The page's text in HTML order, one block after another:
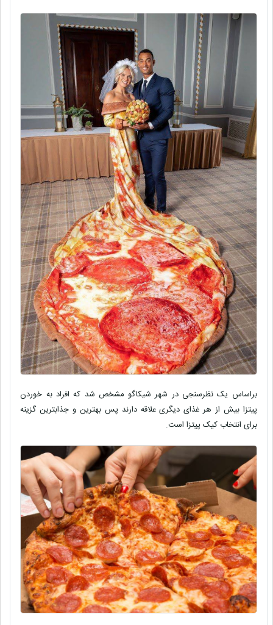
براساس یک نظرسنجی در شهر شیکاگو مشخص شد که افراد به خوردن
پیتزا بیش از هر غذای دیگری علاقه دارند پس بهترین و جذابترین گزینه
برای انتخاب کیک پیتزا است.